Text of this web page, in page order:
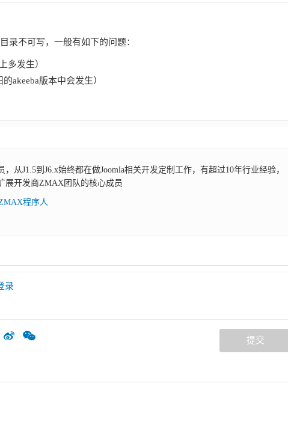
录不可写，一般有如下的问题：
多发生）
akeeba版本中会发生）
，从J1.5到J6.x始终都在做Joomla相关开发定制工作，有超过10年行业经验，
展开发商ZMAX团队的核心成员
程序人
录
提交